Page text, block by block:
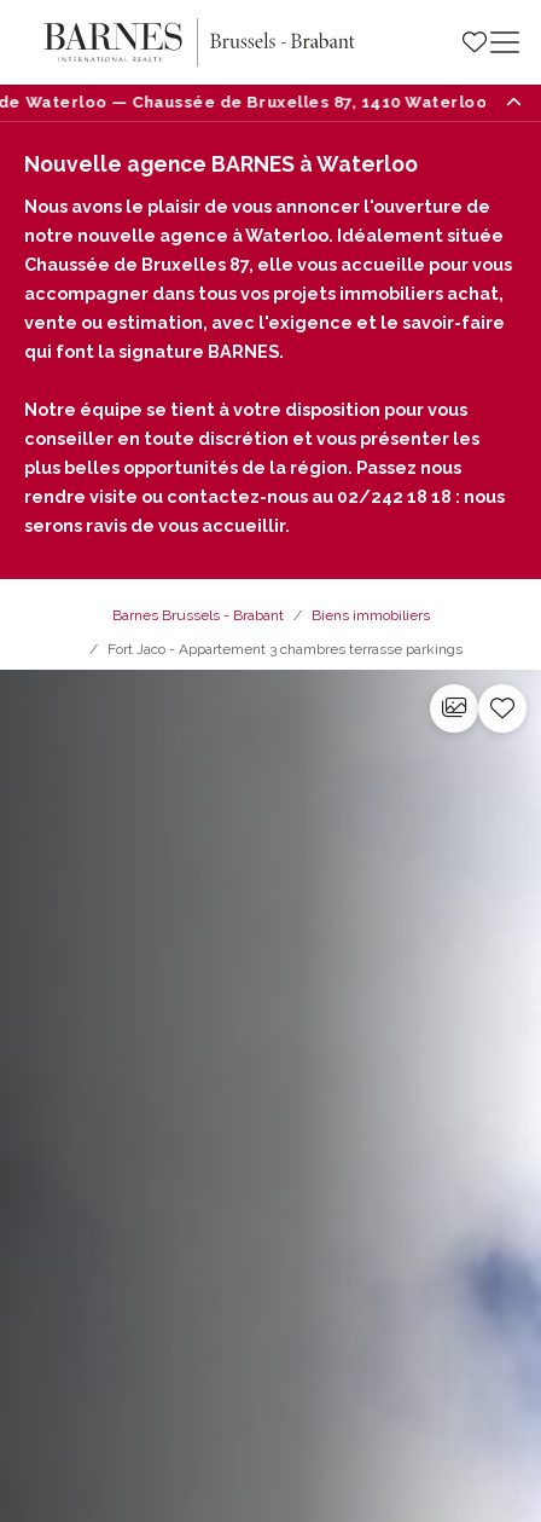
Bruxelles 87, 1410 Waterloo — Tél : 02/242 18 18
Nouvelle agence BARNES à Waterloo
Nous avons le plaisir de vous annoncer l'ouverture de
notre nouvelle agence à Waterloo. Idéalement située
Chaussée de Bruxelles 87, elle vous accueille pour vous
accompagner dans tous vos projets immobiliers achat,
vente ou estimation, avec l'exigence et le savoir-faire
qui font la signature BARNES.
Notre équipe se tient à votre disposition pour vous
conseiller en toute discrétion et vous présenter les
plus belles opportunités de la région. Passez nous
rendre visite ou contactez-nous au 02/242 18 18 : nous
serons ravis de vous accueillir.
Barnes Brussels - Brabant
Biens immobiliers
Fort Jaco - Appartement 3 chambres terrasse parkings